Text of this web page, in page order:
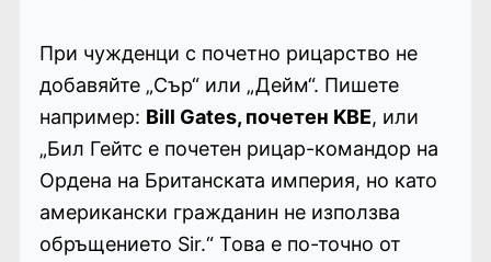
При чужденци с почетно рицарство не
добавяйте „Сър“ или „Дейм“. Пишете
например: Bill Gates, почетен KBE, или
„Бил Гейтс е почетен рицар-командор на
Ордена на Британската империя, но като
американски гражданин не използва
обръщението Sir.“ Това е по-точно от